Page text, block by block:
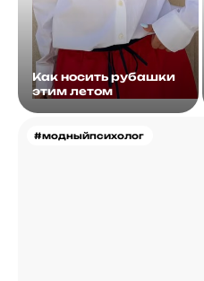
Как носить рубашки
этим летом
#модныйпсихолог